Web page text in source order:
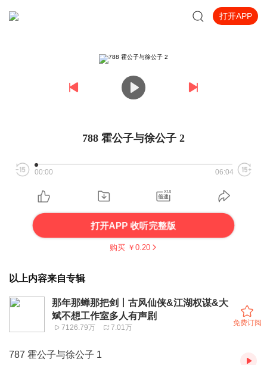
打开APP
788 霍公子与徐公子 2
00:00 06:04
打开APP 收听完整版
购买 ￥ 0.20
以上内容来自专辑
那年那蝉那把剑丨古风仙侠&江湖权谋&大
斌不想工作室多人有声剧
7126.79万 7.01万
免费订阅
787 霍公子与徐公子 1